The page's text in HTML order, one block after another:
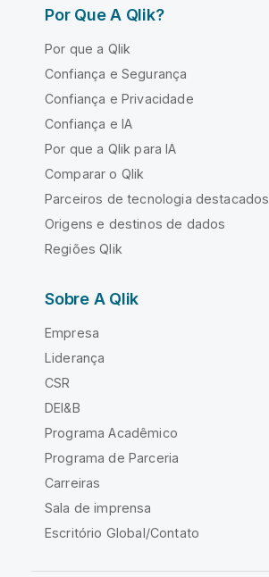
Por Que A Qlik?
Por que a Qlik
Confiança e Segurança
Confiança e Privacidade
Confiança e IA
Por que a Qlik para IA
Comparar o Qlik
Parceiros de tecnologia destacados
Origens e destinos de dados
Regiões Qlik
Sobre A Qlik
Empresa
Liderança
CSR
DEI&B
Programa Acadêmico
Programa de Parceria
Carreiras
Sala de imprensa
Escritório Global/Contato